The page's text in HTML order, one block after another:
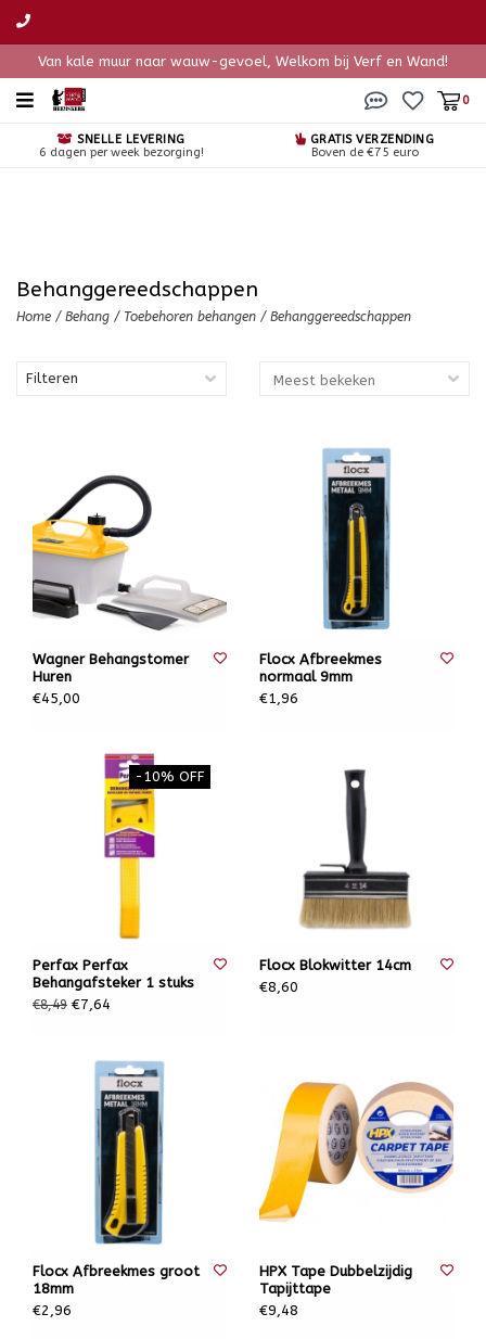
Van kale muur naar wauw-gevoel, Welkom bij Verf en Wand!
0
SNELLE LEVERING
6 dagen per week bezorging!
GRATIS VERZENDING
Boven de €75 euro
Behanggereedschappen
Home / Behang / Toebehoren behangen / Behanggereedschappen
Filteren
Wagner Behangstomer
Huren
€45,00
Flocx Afbreekmes
normaal 9mm
€1,96
-10% OFF
Perfax Perfax
Behangafsteker 1 stuks
€8,49 €7,64
Flocx Blokwitter 14cm
€8,60
Flocx Afbreekmes groot
18mm
€2,96
HPX Tape Dubbelzijdig
Tapijttape
€9,48